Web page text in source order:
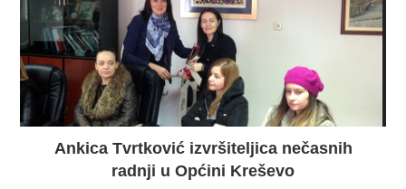
Ankica Tvrtković izvršiteljica nečasnih
radnji u Općini Kreševo